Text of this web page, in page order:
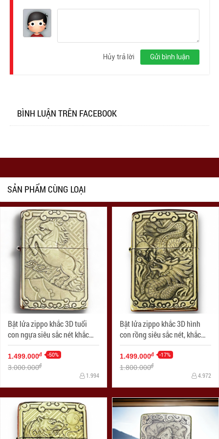
Gửi bình luận
Hủy trả lời
BÌNH LUẬN TRÊN FACEBOOK
SẢN PHẨM CÙNG LOẠI
Bật lửa zippo khắc 3D tuổi
con ngựa siêu sắc nét khắc
trên bản đồng
1.499.000đ -50%
3.000.000đ
1.994
Bật lửa zippo khắc 3D hình
con rồng siêu sắc nét, khắc
trên bản đồng trơn nguyên
khối
1.499.000đ -17%
1.800.000đ
4.972